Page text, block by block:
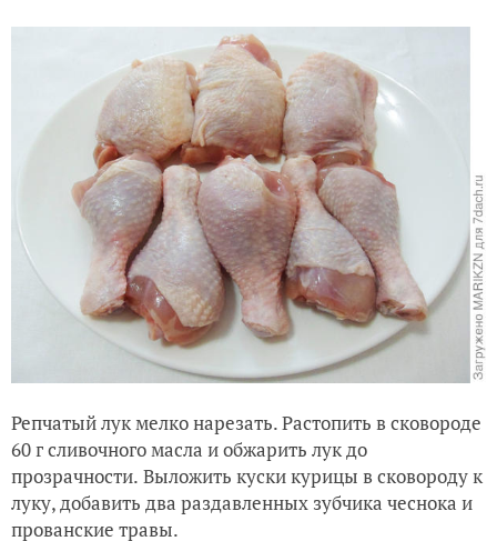
Репчатый лук мелко нарезать. Растопить в сковороде
60 г сливочного масла и обжарить лук до
прозрачности. Выложить куски курицы в сковороду к
луку, добавить два раздавленных зубчика чеснока и
прованские травы.